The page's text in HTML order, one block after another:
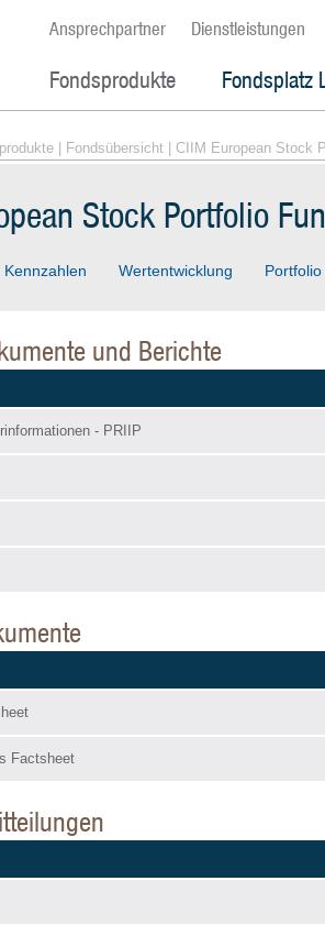
Ansprechpartner Dienstleistungen
Fondsprodukte Fondsplatz
Fondsübersicht | CIIM European Stock
Stock Portfolio
Kennzahlen Wertentwicklung Portfolio
und Berichte
- PRIIP
Factsheet